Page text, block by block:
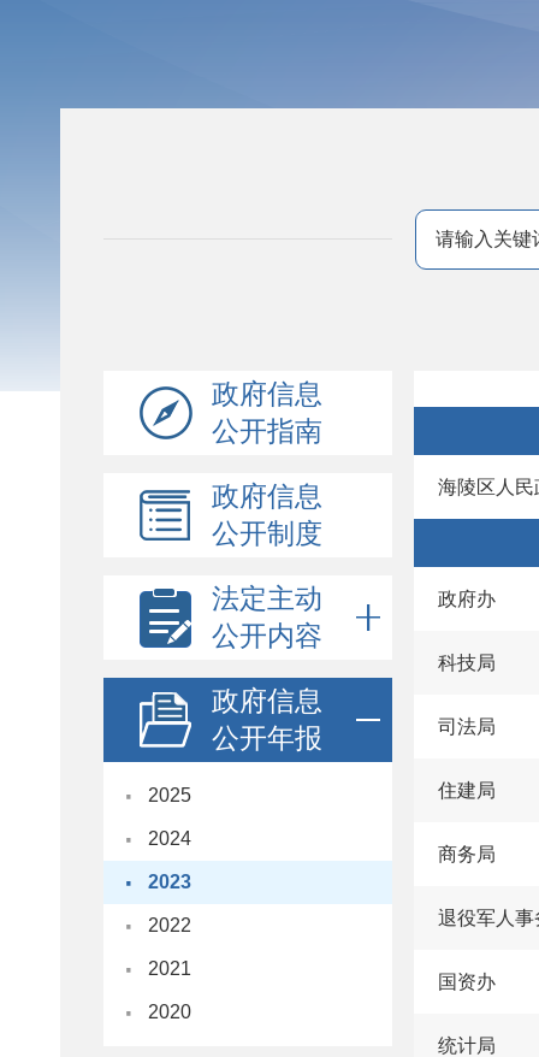
政府信息
公开指南
政府信息
公开制度
法定主动
公开内容
政府信息
公开年报
· 2025
· 2024
· 2023
· 2022
· 2021
· 2020
海陵区人
政府办
科技局
司法局
住建局
商务局
退役军人事
国资办
统计局